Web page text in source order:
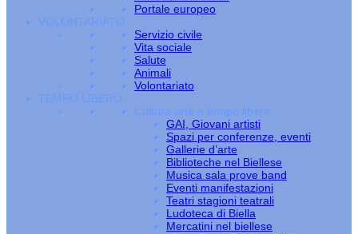
Portale europeo
VOLONTARIATO
Servizio civile
Vita sociale
Salute
Animali
Volontariato
TEMPO LIBERO
Cultura arte e tempo libero
GAI, Giovani artisti
Spazi per conferenze, eventi
Gallerie d’arte
Biblioteche nel Biellese
Musica sala prove band
Eventi manifestazioni
Teatri stagioni teatrali
Ludoteca di Biella
Mercatini nel biellese